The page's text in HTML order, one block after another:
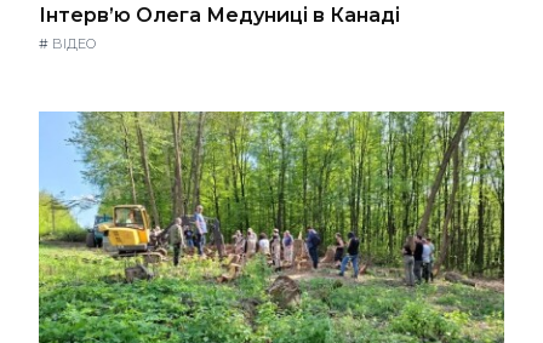
Інтерв’ю Олега Медуниці в Канаді
# ВІДЕО